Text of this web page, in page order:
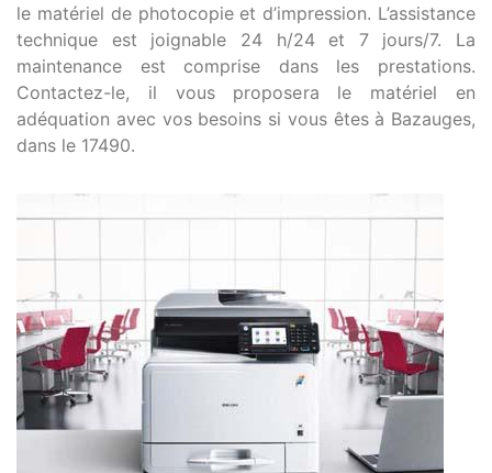
le matériel de photocopie et d’impression. L’assistance
technique est joignable 24 h/24 et 7 jours/7. La
maintenance est comprise dans les prestations.
Contactez-le, il vous proposera le matériel en
adéquation avec vos besoins si vous êtes à Bazauges,
dans le 17490.